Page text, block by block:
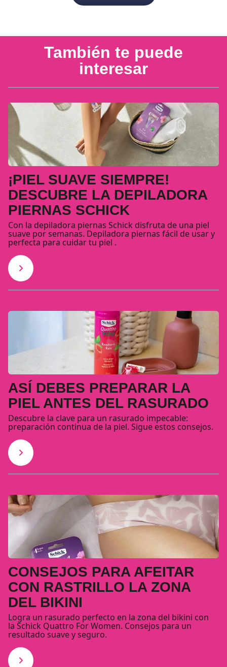
También te puede
interesar
¡PIEL SUAVE SIEMPRE!
DESCUBRE LA DEPILADORA
PIERNAS SCHICK
Con la depiladora piernas Schick disfruta de una piel
suave por semanas. Depiladora piernas fácil de usar y
perfecta para cuidar tu piel .
ASÍ DEBES PREPARAR LA
PIEL ANTES DEL RASURADO
Descubre la clave para un rasurado impecable:
preparación continua de la piel. Sigue estos consejos.
CONSEJOS PARA AFEITAR
CON RASTRILLO LA ZONA
DEL BIKINI
Logra un rasurado perfecto en la zona del bikini con
la Schick Quattro For Women. Consejos para un
resultado suave y seguro.